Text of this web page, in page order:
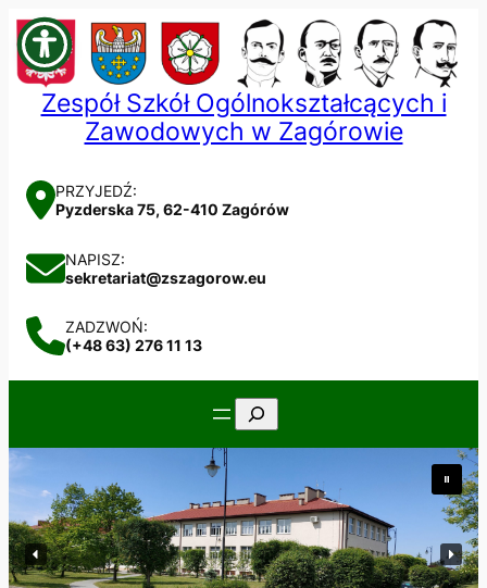
Przejdź
do
treści
Zespół Szkół Ogólnokształcących i
Zawodowych w Zagórowie
PRZYJEDŹ:
Pyzderska 75, 62-410 Zagórów
NAPISZ:
sekretariat@zszagorow.eu
ZADZWOŃ:
(+48 63) 276 11 13
Szukaj